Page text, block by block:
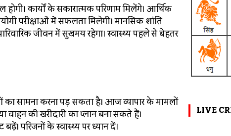
कार्यों के सकारात्मक परिणाम मिलेंगे। आर्थिक
परीक्षाओं में सफलता मिलेगी। मानसिक शांति
जीवन में सुखमय रहेगा। स्वास्थ्य पहले से बेहतर
सामना करना पड़ सकता है। आज व्यापार के मामलों
की खरीदारी का प्लान बना सकते हैं।
परिजनों के स्वास्थ्य पर ध्यान दें।
LIVE